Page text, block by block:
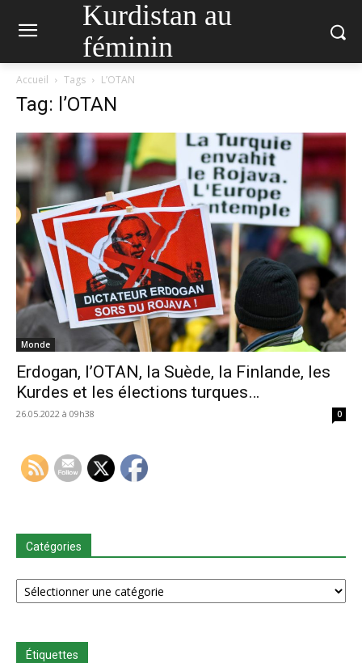
Kurdistan au
féminin
Accueil Tags L’OTAN
Tag: l’OTAN
Monde
Erdogan, l’OTAN, la Suède, la Finlande, les
Kurdes et les élections turques…
26.05.2022 à 09h38 0
Catégories
Catégories
Étiquettes